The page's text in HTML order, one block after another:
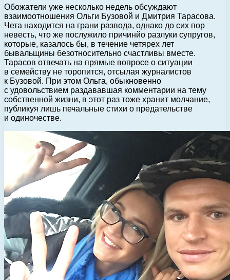
Обожатели уже несколько недель обсуждают
взаимоотношения Ольги Бузовой и Дмитрия Тарасова.
Чета находится на грани развода, однако до сих пор
невесть, что же послужило причинйо разлуки супругов,
которые, казалось бы, в течение четярех лет
бывальщины безотносительно счастливы вместе.
Тарасов отвечать на прямые вопросе о ситуации
в семейству не торопится, отсылая журналистов
к Бузовой. При этом Ольга, обыкновенно
с удовольствием раздававшая комментарии на тему
собственной жизни, в этот раз тоже хранит молчание,
публикуя лишь печальные стихи о предательстве
и одиночестве.